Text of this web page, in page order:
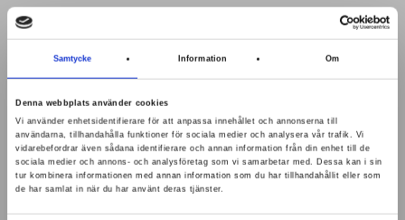
Samtycke Information Om
Denna webbplats använder cookies
Vi använder enhetsidentifierare för att anpassa innehållet och annonserna till
användarna, tillhandahålla funktioner för sociala medier och analysera vår trafik. Vi
vidarebefordrar även sådana identifierare och annan information från din enhet till de
sociala medier och annons- och analysföretag som vi samarbetar med. Dessa kan i sin
tur kombinera informationen med annan information som du har tillhandahållit eller som
de har samlat in när du har använt deras tjänster.
HOLLAND ÄR PÅ G
Läs artikel